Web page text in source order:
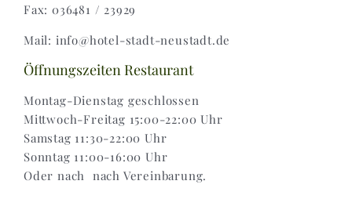
Widerruf |
Versand & Lieferung
Fax: 036481 / 23929
Mail: info@hotel-stadt-neustadt.de
Öffnungszeiten Restaurant
Montag-Dienstag geschlossen
Mittwoch-Freitag 15:00-22:00 Uhr
Samstag 11:30-22:00 Uhr
Sonntag 11:00-16:00 Uhr
Oder nach nach Vereinbarung.